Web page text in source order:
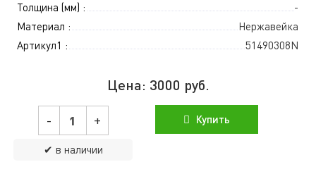
Толщина (мм) :
-
Материал :
Нержавейка
Артикул1 :
51490308N
Цена: 3000 руб.
- +
✔ в наличии
Купить